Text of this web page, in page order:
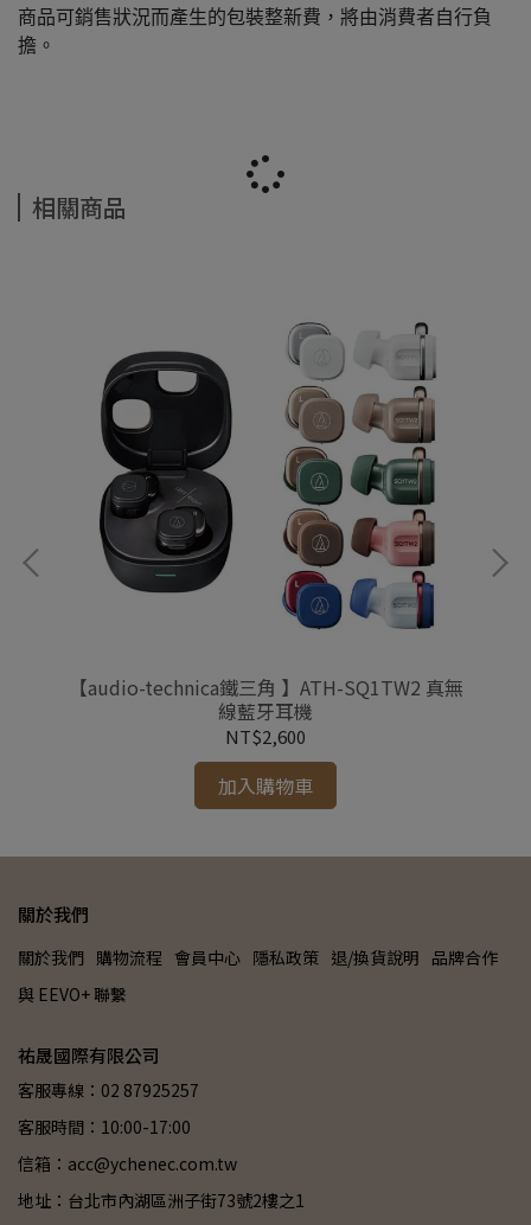
商品可銷售狀況而產生的包裝整新費，將由消費者自行負
擔。
相關商品
【audio-technica鐵三角 】ATH-SQ1TW2 真無
線藍牙耳機
NT$2,600
加入購物車
關於我們
關於我們 購物流程 會員中心 隱私政策 退/換貨說明 品牌合作
與 EEVO+ 聯繫
祐晟國際有限公司
客服專線：02 87925257
客服時間：10:00-17:00
信箱：acc@ychenec.com.tw
地址：台北市內湖區洲子街73號2樓之1